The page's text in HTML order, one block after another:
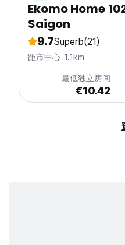
Ekomo Home
Saigon
9.7Superb(21)
距市中心 1.1km
最低独立房间
€10.42